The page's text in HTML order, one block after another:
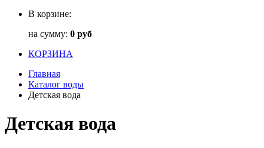
В корзине:
на сумму: 0 руб
КОРЗИНА
Главная
Каталог воды
Детская вода
Детская вода